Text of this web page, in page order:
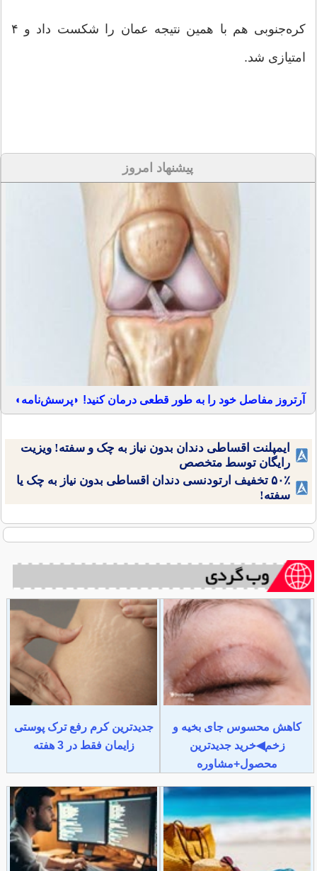
کره‌جنوبی هم با همین نتیجه عمان را شکست داد و ۴
امتیازی شد.
پیشنهاد امروز
آرتروز مفاصل خود را به طور قطعی درمان کنید! ◗پرسش‌نامه◖
ایمپلنت اقساطی دندان بدون نیاز به چک و سفته! ویزیت
رایگان توسط متخصص
۵۰٪ تخفیف ارتودنسی دندان اقساطی بدون نیاز به چک یا
سفته!
کاهش محسوس جای بخیه و
زخم◀خرید جدیدترین
محصول+مشاوره
جدیدترین کرم رفع ترک پوستی
زایمان فقط در 3 هفته